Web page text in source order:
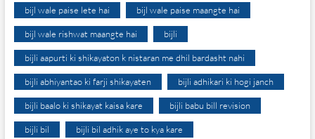
bijl wale paise lete hai bijl wale paise maangte hai
bijl wale rishwat maangte hai bijli
bijli aapurti ki shikayaton k nistaran me dhil bardasht nahi
bijli abhiyantao ki farji shikayaten bijli adhikari ki hogi janch
bijli baalo ki shikayat kaisa kare bijli babu bill revision
bijli bil bijli bil adhik aye to kya kare